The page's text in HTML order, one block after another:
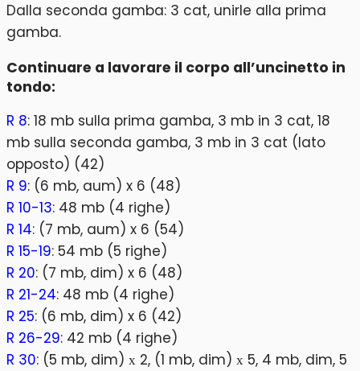
Dalla seconda gamba: 3 cat, unirle alla prima
gamba.
Continuare a lavorare il corpo all’uncinetto in
tondo:
R 8: 18 mb sulla prima gamba, 3 mb in 3 cat, 18
mb sulla seconda gamba, 3 mb in 3 cat (lato
opposto) (42)
R 9: (6 mb, aum) x 6 (48)
R 10-13: 48 mb (4 righe)
R 14: (7 mb, aum) x 6 (54)
R 15-19: 54 mb (5 righe)
R 20: (7 mb, dim) x 6 (48)
R 21-24: 48 mb (4 righe)
R 25: (6 mb, dim) x 6 (42)
R 26-29: 42 mb (4 righe)
R 30: (5 mb, dim) х 2, (1 mb, dim) х 5, 4 mb, dim, 5